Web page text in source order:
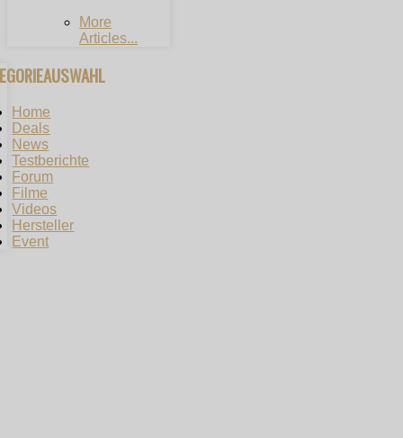
More
Articles...
Home
Deals
News
Testberichte
Forum
Filme
Videos
Hersteller
Event